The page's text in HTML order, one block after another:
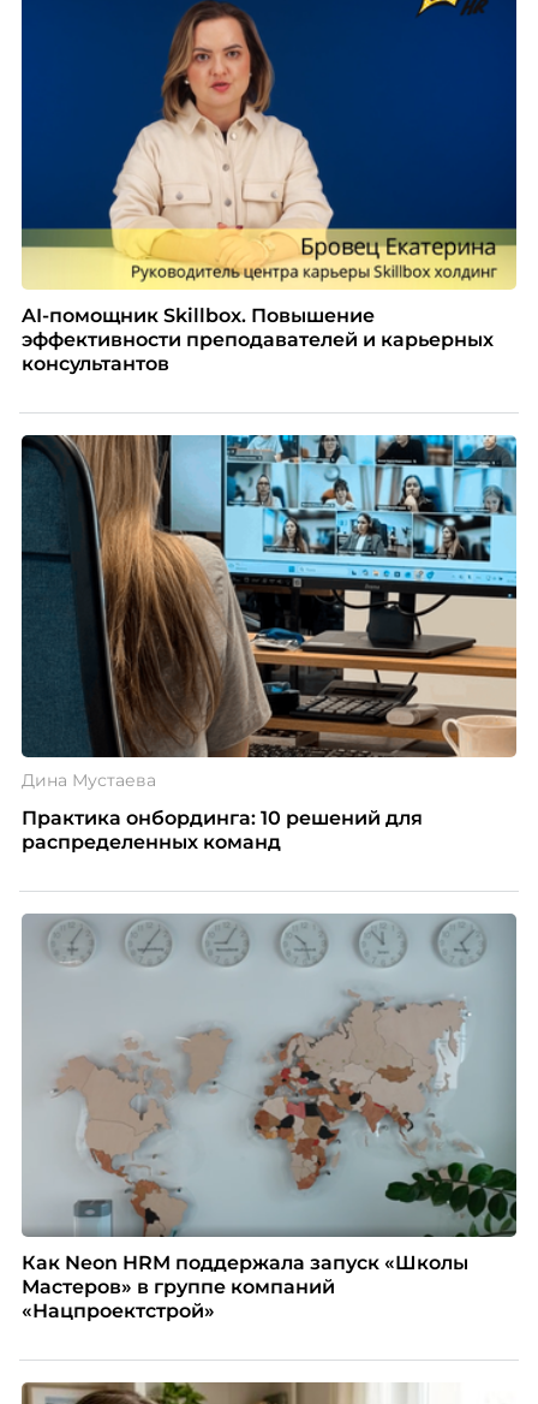
AI-помощник Skillbox. Повышение
эффективности преподавателей и карьерных
консультантов
Дина Мустаева
Практика онбординга: 10 решений для
распределенных команд
Как Neon HRM поддержала запуск «Школы
Мастеров» в группе компаний
«Нацпроектстрой»